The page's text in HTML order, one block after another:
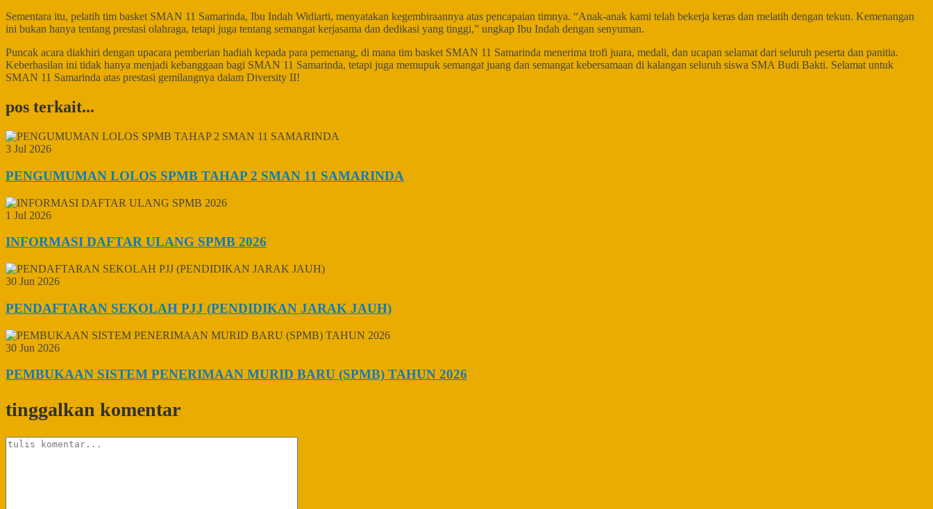
Sementara itu, pelatih tim basket SMAN 11 Samarinda, Ibu Indah Widiarti, menyatakan kegembiraannya atas pencapaian timnya. “Anak-anak kami telah bekerja keras dan melatih dengan tekun. Kemenangan
ini bukan hanya tentang prestasi olahraga, tetapi juga tentang semangat kerjasama dan dedikasi yang tinggi,” ungkap Ibu Indah dengan senyuman.
Puncak acara diakhiri dengan upacara pemberian hadiah kepada para pemenang, di mana tim basket SMAN 11 Samarinda menerima trofi juara, medali, dan ucapan selamat dari seluruh peserta dan panitia.
Keberhasilan ini tidak hanya menjadi kebanggaan bagi SMAN 11 Samarinda, tetapi juga memupuk semangat juang dan semangat kebersamaan di kalangan seluruh siswa SMA Budi Bakti. Selamat untuk
SMAN 11 Samarinda atas prestasi gemilangnya dalam Diversity II!
pos terkait...
3 Jul 2026
PENGUMUMAN LOLOS SPMB TAHAP 2 SMAN 11 SAMARINDA
1 Jul 2026
INFORMASI DAFTAR ULANG SPMB 2026
30 Jun 2026
PENDAFTARAN SEKOLAH PJJ (PENDIDIKAN JARAK JAUH)
30 Jun 2026
PEMBUKAAN SISTEM PENERIMAAN MURID BARU (SPMB) TAHUN 2026
tinggalkan komentar